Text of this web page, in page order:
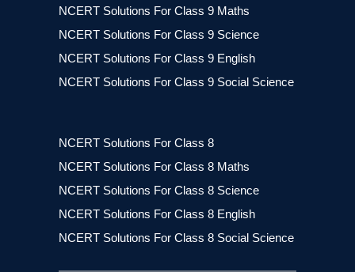
NCERT Solutions For Class 9 Maths
NCERT Solutions For Class 9 Science
NCERT Solutions For Class 9 English
NCERT Solutions For Class 9 Social Science
NCERT Solutions For Class 8
NCERT Solutions For Class 8 Maths
NCERT Solutions For Class 8 Science
NCERT Solutions For Class 8 English
NCERT Solutions For Class 8 Social Science